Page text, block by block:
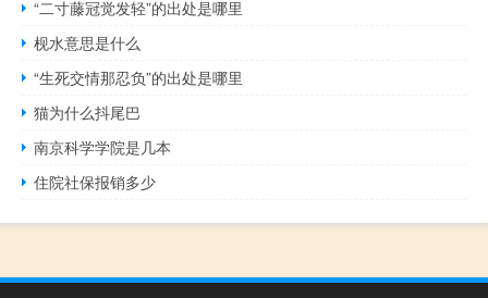
“二寸藤冠觉发轻”的出处是哪里
枧水意思是什么
“生死交情那忍负”的出处是哪里
猫为什么抖尾巴
南京科学学院是几本
住院社保报销多少